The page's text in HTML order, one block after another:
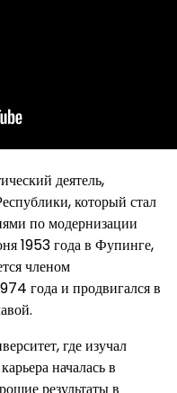
деятель,
который стал
по модернизации
1953 года в Фупинге,
членом
года и продвигался в
где изучал
началась в